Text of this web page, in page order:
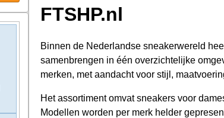
FTSHP.nl
Binnen de Nederlandse sneakerwereld
samenbrengen in één overzichtelijke
merken, met aandacht voor stijl,
Het assortiment omvat sneakers voor
Modellen worden per merk helder